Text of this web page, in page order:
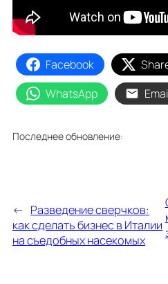
Facebook
WhatsApp
Последнее обновление:
← Разведение сверчков:
как сделать бизнес в Италии
на съедобных насекомых